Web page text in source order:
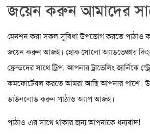
জয়েন করুন আমাদের
মেনশন করা সকল সুবিধা উপভোগ করতে পাঠাও
জয়েন করুন আজই। হোক সোলো অ্যাডভেঞ্চার
ফ্রেন্ডদের সাথে ট্রিপ, আপনার ট্রাভেলিং জার্নিকে
কমফোর্টেবল করতে আমরা আছি আপনার পাশে।
ডাউনলোড করুন পাঠাও অ্যাপ আজই।
পাঠাও-এর সাথে থাকার জন্য আপনাকে ধন্যবাদ!